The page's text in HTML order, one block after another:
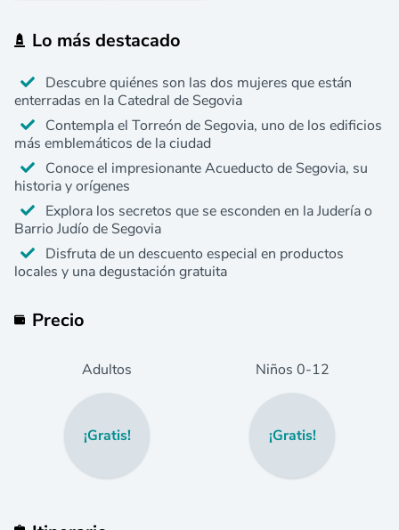
Lo más destacado
Descubre quiénes son las dos mujeres que están
enterradas en la Catedral de Segovia
Contempla el Torreón de Segovia, uno de los edificios
más emblemáticos de la ciudad
Conoce el impresionante Acueducto de Segovia, su
historia y orígenes
Explora los secretos que se esconden en la Judería o
Barrio Judío de Segovia
Disfruta de un descuento especial en productos
locales y una degustación gratuita
Precio
Adultos
¡Gratis!
Niños 0-12
¡Gratis!